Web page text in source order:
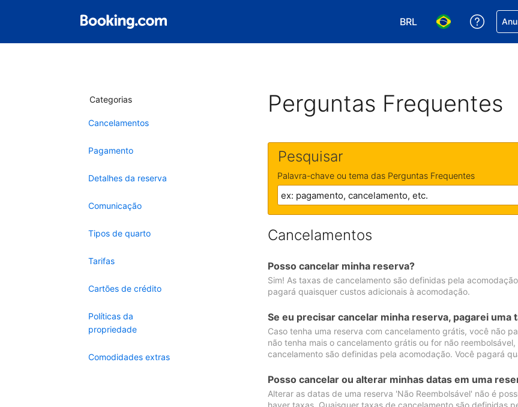
BRL
Escolha sua moeda.
Escolha seu
Categorias
Cancelamentos
Pagamento
Detalhes da reserva
Comunicação
Tipos de quarto
Tarifas
Cartões de crédito
Políticas da
propriedade
Comodidades extras
Perguntas Frequentes
Pesquisar
Palavra-chave ou tema das Perguntas Frequentes
Cancelamentos
Posso cancelar minha reserva?
Sim! As taxas de cancelamento são definidas pela
pagará quaisquer custos adicionais à acomodação.
Se eu precisar cancelar minha reserva, pagarei uma
Caso tenha uma reserva com cancelamento grátis, você não
não tenha mais o cancelamento grátis ou for não
cancelamento são definidas pela acomodação. Você pagará
Posso cancelar ou alterar minhas datas em uma
Alterar as datas de uma reserva 'Não Reembolsável' não é
haver taxas. Quaisquer taxas de cancelamento são definidas